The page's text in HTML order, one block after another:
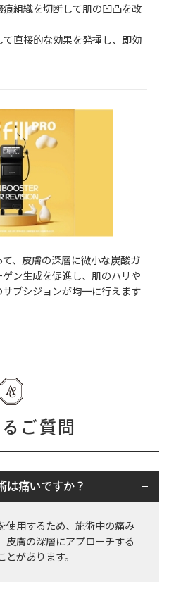
組織を切断して肌の凹凸を改
直接的な効果を発揮し、即効
、皮膚の深層に微小な炭酸ガ
ン生成を促進し、肌のハリや
ブシジョンが均一に行えます
ご質問
は痛いですか？
使用するため、施術中の痛み
皮膚の深層にアプローチする
があります。